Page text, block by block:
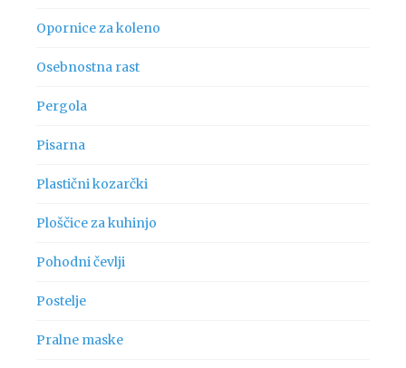
Opornice za koleno
Osebnostna rast
Pergola
Pisarna
Plastični kozarčki
Ploščice za kuhinjo
Pohodni čevlji
Postelje
Pralne maske